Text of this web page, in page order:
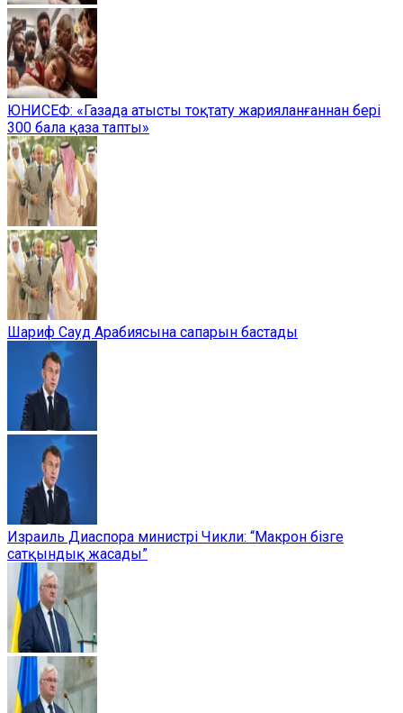
ЮНИСЕФ: «Газада атысты тоқтату жарияланғаннан бері
300 бала қаза тапты»
Шариф Сауд Арабиясына сапарын бастады
Израиль Диаспора министрі Чикли: “Макрон бізге
сатқындық жасады”